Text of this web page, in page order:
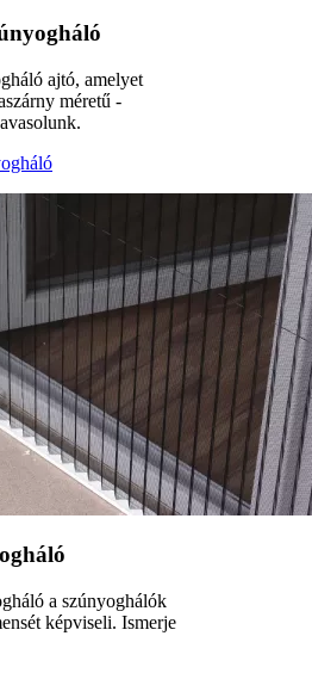
ajtó, amelyet
méretű -
a szúnyoghálók
képviseli. Ismerje